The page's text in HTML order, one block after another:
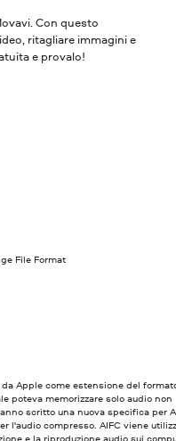
Con questo
ritagliare immagini e
e provalo!
File Format
Apple come estensione del
poteva memorizzare solo audio non
scritto una nuova specifica per
l'audio compresso. AIFC viene
e la riproduzione audio sui